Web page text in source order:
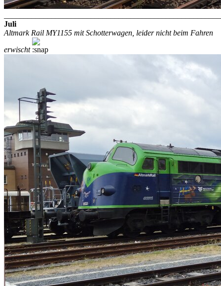
Juli
Altmark Rail MY1155 mit Schotterwagen, leider nicht beim Fahren
erwischt